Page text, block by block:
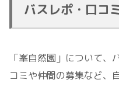
バスレポ・口コ
「峯自然園」について、
コミや仲間の募集など、